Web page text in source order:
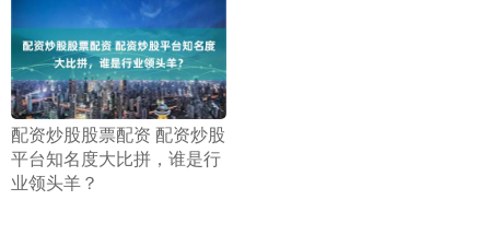
​配资炒股股票配资 配资炒股
平台知名度大比拼，谁是行
业领头羊？